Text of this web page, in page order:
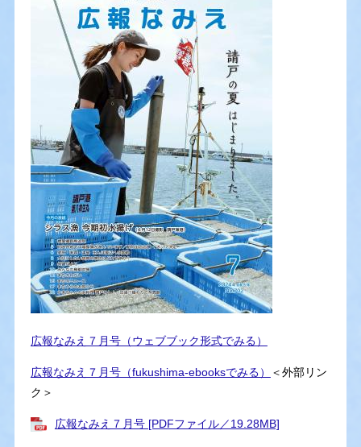
広報なみえ７月号（ウェブブック形式でみる）
広報なみえ７月号（fukushima-ebooksでみる）
＜外部リン
ク＞
広報なみえ７月号 [PDFファイル／19.28MB]